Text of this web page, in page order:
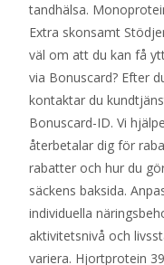
tandhälsa.
Extra skonsamt
väl om att du kan få
via Bonuscard? Efter
kontaktar du
Bonuscard-ID. Vi
återbetalar dig för
rabatter och hur du
säckens baksida.
individuella
aktivitetsnivå och
variera. Hjortprotein